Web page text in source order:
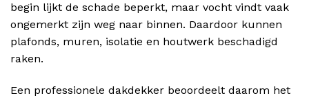
begin lijkt de schade beperkt, maar vocht vindt vaak
ongemerkt zijn weg naar binnen. Daardoor kunnen
plafonds, muren, isolatie en houtwerk beschadigd
raken.
Een professionele dakdekker beoordeelt daarom het